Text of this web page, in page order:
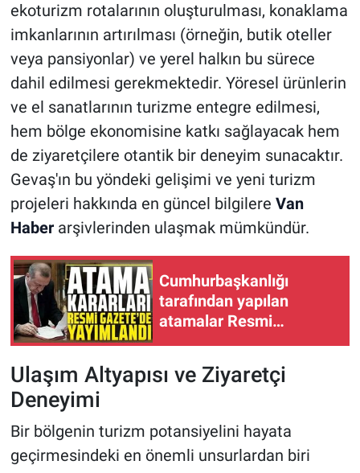
ekoturizm rotalarının oluşturulması, konaklama
imkanlarının artırılması (örneğin, butik oteller
veya pansiyonlar) ve yerel halkın bu sürece
dahil edilmesi gerekmektedir. Yöresel ürünlerin
ve el sanatlarının turizme entegre edilmesi,
hem bölge ekonomisine katkı sağlayacak hem
de ziyaretçilere otantik bir deneyim sunacaktır.
Gevaş'ın bu yöndeki gelişimi ve yeni turizm
projeleri hakkında en güncel bilgilere Van
Haberarşivlerinden ulaşmak mümkündür.
Cumhurbaşkanlığı
tarafından yapılan
atamalar Resmi
Gazete’de
Ulaşım Altyapısı ve Ziyaretçi
Deneyimi
Bir bölgenin turizm potansiyelini hayata
geçirmesindeki en önemli unsurlardan biri